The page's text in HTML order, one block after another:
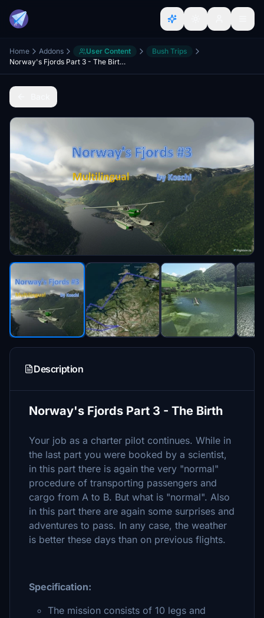
Home Addons User Content
Bush Trips
Norway's Fjords Part 3 - The Birth - MULTILINGUAL
Description
Norway's Fjords Part 3 - The Birth
Your job as a charter pilot continues. While in
the last part you were booked by a scientist,
in this part there is again the very "normal"
procedure of transporting passengers and
cargo from A to B. But what is "normal". Also
in this part there are again some surprises and
adventures to pass. In any case, the weather
is better these days than on previous flights.
Specification:
The mission consists of 10 legs and